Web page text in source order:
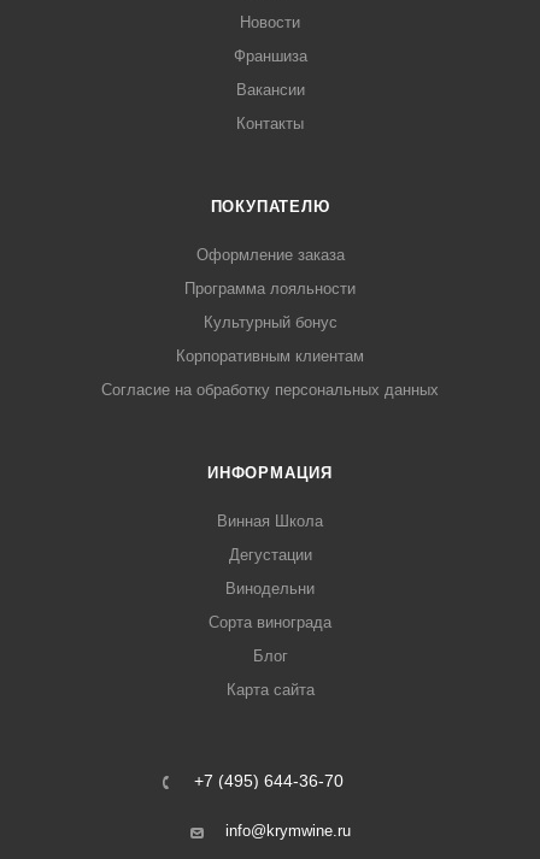
Новости
Франшиза
Вакансии
Контакты
ПОКУПАТЕЛЮ
Оформление заказа
Программа лояльности
Культурный бонус
Корпоративным клиентам
Согласие на обработку персональных данных
ИНФОРМАЦИЯ
Винная Школа
Дегустации
Винодельни
Сорта винограда
Блог
Карта сайта
+7 (495) 644-36-70
info@krymwine.ru